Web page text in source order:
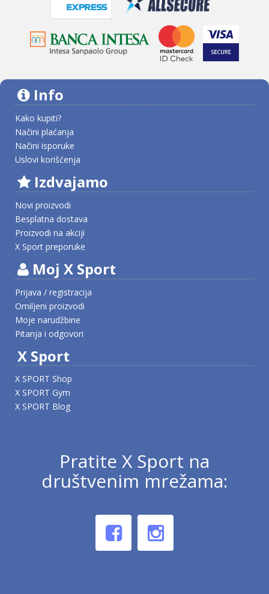
Info
Kako kupiti?
Načini plaćanja
Načini isporuke
Uslovi korišćenja
Izdvajamo
Novi proizvodi
Besplatna dostava
Proizvodi na akciji
X Sport preporuke
Moj X Sport
Prijava / registracija
Omiljeni proizvodi
Moje narudžbine
Pitanja i odgovori
X Sport
X SPORT Shop
X SPORT Gym
X SPORT Blog
Pratite X Sport na
društvenim mrežama: